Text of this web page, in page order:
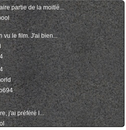
partie de la moitié...
vu le film. J'ai bien...
j'ai préféré l...